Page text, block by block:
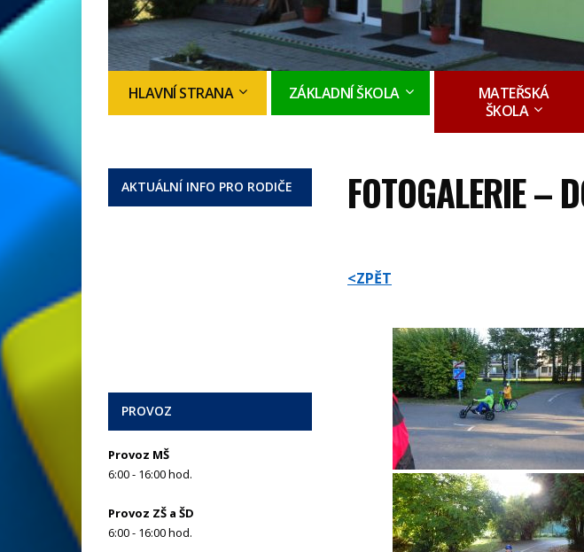
HLAVNÍ STRANA ZÁKLADNÍ ŠKOLA
MATEŘSKÁ
ŠKOLA
AKTUÁLNÍ INFO PRO RODIČE
PROVOZ
Provoz MŠ
6:00 - 16:00 hod.
Provoz ZŠ a ŠD
6:00 - 16:00 hod.
FOTOGALERIE –
<ZPĚT